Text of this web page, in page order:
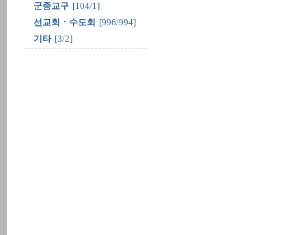
군종교구 [104/1]
선교회ㆍ수도회 [996/994]
기타 [3/2]